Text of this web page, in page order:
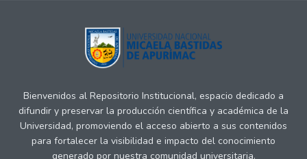
Bienvenidos al Repositorio Institucional, espacio dedicado a
difundir y preservar la producción científica y académica de la
Universidad, promoviendo el acceso abierto a sus contenidos
para fortalecer la visibilidad e impacto del conocimiento
generado por nuestra comunidad universitaria.